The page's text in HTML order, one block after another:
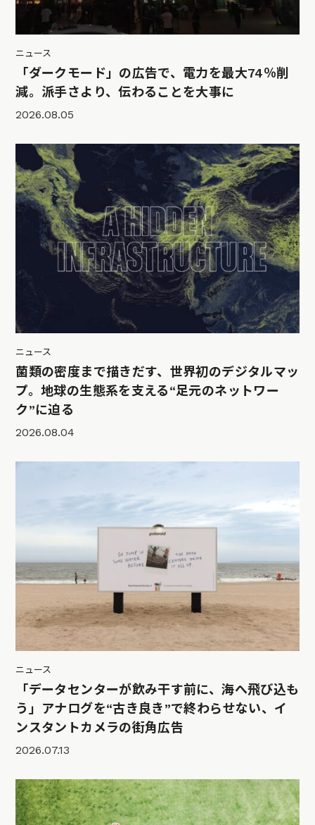
ニュース
「ダークモード」の広告で、電力を最大74％削
減。派手さより、伝わることを大事に
2026.08.05
ニュース
菌類の密度まで描きだす、世界初のデジタルマッ
プ。地球の生態系を支える“足元のネットワー
ク”に迫る
2026.08.04
ニュース
「データセンターが飲み干す前に、海へ飛び込も
う」アナログを“古き良き”で終わらせない、イ
ンスタントカメラの街角広告
2026.07.13